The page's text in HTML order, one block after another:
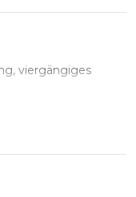
viergängiges